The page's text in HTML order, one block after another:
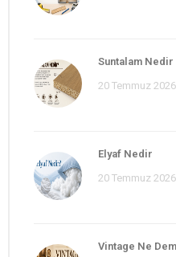
Suntalam Nedir
20 Temmuz 2026
Elyaf Nedir
20 Temmuz 2026
Vintage Ne